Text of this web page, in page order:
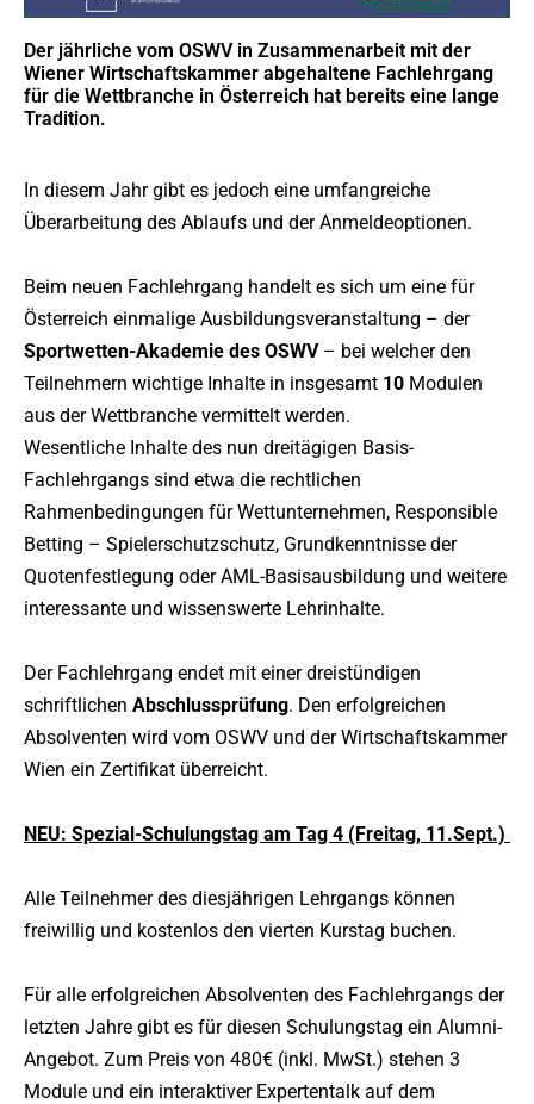
Der jährliche vom OSWV in Zusammenarbeit mit der
Wiener Wirtschaftskammer abgehaltene Fachlehrgang
für die Wettbranche in Österreich hat bereits eine lange
Tradition.
In diesem Jahr gibt es jedoch eine umfangreiche
Überarbeitung des Ablaufs und der Anmeldeoptionen.
Beim neuen Fachlehrgang handelt es sich um eine für
Österreich einmalige Ausbildungsveranstaltung – der
Sportwetten-Akademie des OSWV– bei welcher den
Teilnehmern wichtige Inhalte in insgesamt 10 Modulen
aus der Wettbranche vermittelt werden.
Wesentliche Inhalte des nun dreitägigen Basis-
Fachlehrgangs sind etwa die rechtlichen
Rahmenbedingungen für Wettunternehmen, Responsible
Betting – Spielerschutzschutz, Grundkenntnisse der
Quotenfestlegung oder AML-Basisausbildung und weitere
interessante und wissenswerte Lehrinhalte.
Der Fachlehrgang endet mit einer dreistündigen
schriftlichen Abschlussprüfung. Den erfolgreichen
Absolventen wird vom OSWV und der Wirtschaftskammer
Wien ein Zertifikat überreicht.
NEU: Spezial-Schulungstag am Tag 4 (Freitag, 11.Sept.)
Alle Teilnehmer des diesjährigen Lehrgangs können
freiwillig und kostenlos den vierten Kurstag buchen.
Für alle erfolgreichen Absolventen des Fachlehrgangs der
letzten Jahre gibt es für diesen Schulungstag ein Alumni-
Angebot. Zum Preis von 480€ (inkl. MwSt.) stehen 3
Module und ein interaktiver Expertentalk auf dem